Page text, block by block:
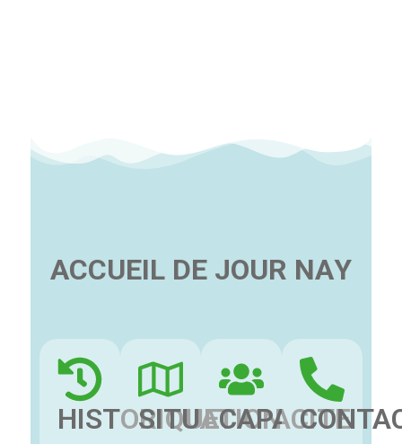
ACCUEIL DE JOUR NAY
HISTORIQUE
SITUATIONCAPACITE